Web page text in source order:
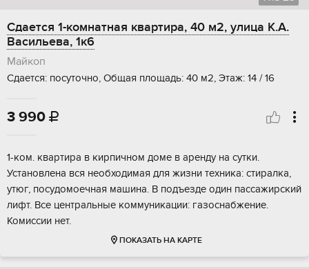
Сдается 1-комнатная квартира, 40 м2, улица К.А.
Васильева, 1к6
Майкоп
Сдается: посуточно, Общая площадь: 40 м2, Этаж: 14 / 16
3 990 
1-ком. квартира в кирпичном доме в аренду на сутки.
Установлена вся необходимая для жизни техника: стиралка,
утюг, посудомоечная машина. В подъезде один пассажирский
лифт. Все центральные коммуникации: газоснабжение.
Комиссии нет.
ПОКАЗАТЬ НА КАРТЕ